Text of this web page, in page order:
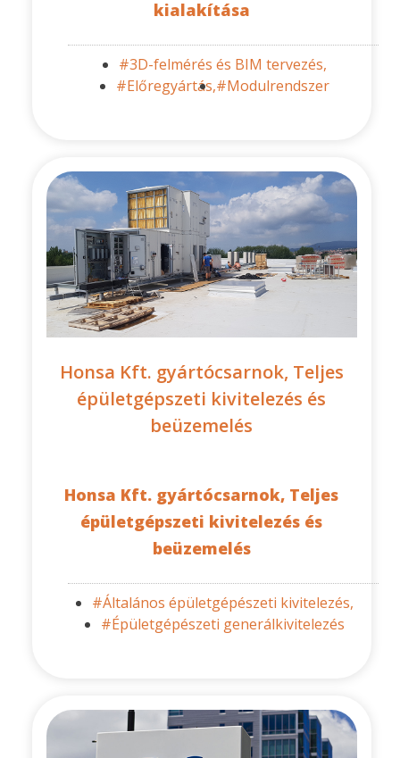
kialakítása
#3D-felmérés és BIM tervezés,
#Előregyártás,#Modulrendszer
Honsa Kft. gyártócsarnok, Teljes
épületgépszeti kivitelezés és
beüzemelés
Honsa Kft. gyártócsarnok, Teljes
épületgépszeti kivitelezés és
beüzemelés
#Általános épületgépészeti kivitelezés,
#Épületgépészeti generálkivitelezés